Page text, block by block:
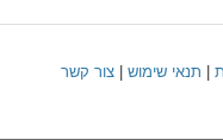
תנאי שימוש צור קשר